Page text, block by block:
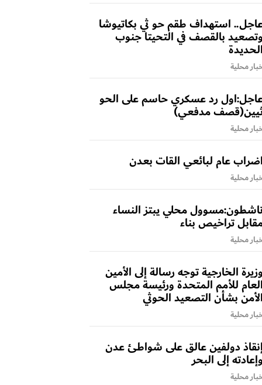
استهداف طقم حو ثي بكاتيوشا
بالقصف في التحيتا جنوب
محلية
رد عسكري حاسم على الحو
مدفعي)
محلية
عام لبائعي القات بعدن
محلية
محلي يبتز النساء
تراخيص بناء
محلية
الخارجية توجه رسالة إلى الأمين
للأمم المتحدة ورئيسة مجلس
بشأن التصعيد الحوثي
محلية
دولفين عالق على شواطئ عدن
إلى البحر
محلية